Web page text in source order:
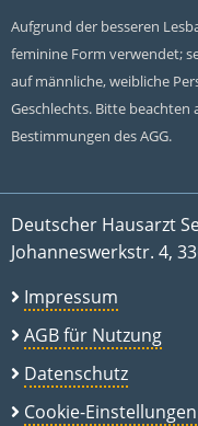
Aufgrund der besseren
feminine Form verwendet;
auf männliche, weibliche
Geschlechts. Bitte beachten
Bestimmungen des AGG.
Deutscher Hausarzt
Johanneswerkstr. 4,
Impressum
AGB für Nutzung
Datenschutz
Cookie-Einstellungen